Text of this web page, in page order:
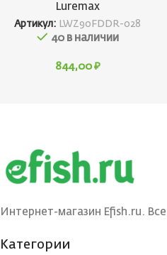
Luremax
Артикул: LWZ90FDDR-028
40 в наличии
844,00 ₽
Интернет-магазин Efish.ru.
Категории